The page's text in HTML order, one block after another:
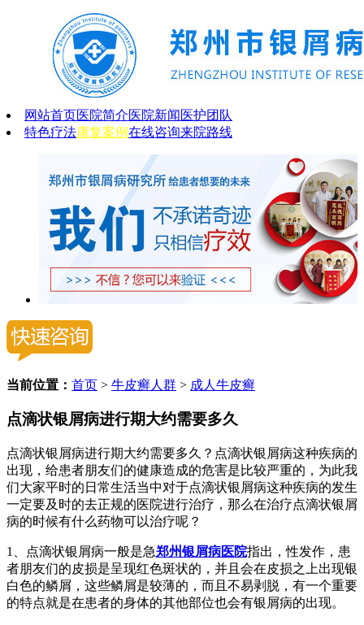
网站首页医院简介医院新闻 医护团队
特色疗法康复案例在线咨询来院路线
当前位置： 首页 > 牛皮癣人群 > 成人牛皮癣
点滴状银屑病进行期大约需要多久
点滴状银屑病进行期大约需要多久？点滴状银屑病这种疾病的
出现，给患者朋友们的健康造成的危害是比较严重的，为此我
们大家平时的日常生活当中对于点滴状银屑病这种疾病的发生
一定要及时的去正规的医院进行治疗，那么在治疗点滴状银屑
病的时候有什么药物可以治疗呢？
1、点滴状银屑病一般是急郑州银屑病医院指出，性发作，患
者朋友们的皮损是呈现红色斑状的，并且会在皮损之上出现银
白色的鳞屑，这些鳞屑是较薄的，而且不易剥脱，有一个重要
的特点就是在患者的身体的其他部位也会有银屑病的出现。